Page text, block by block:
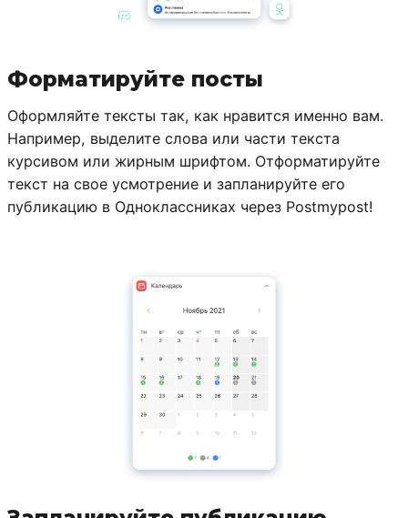
Форматируйте посты
Оформляйте тексты так, как нравится именно вам.
Например, выделите слова или части текста
курсивом или жирным шрифтом. Отформатируйте
текст на свое усмотрение и запланируйте его
публикацию в Одноклассниках через Postmypost!